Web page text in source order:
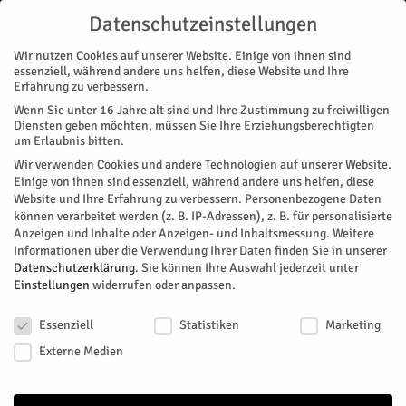
Start Stadtteile Jülich Mit Familienanschluss
STADTTEILE JÜLICH
Mit Familienanschluss
Spiel- und Lernstuben des Sozialdienstes katholischer Frauen
sind ein besonderes Modell zur Integration - und im Zuge des
diskutierten Rechtsanspruches auf einen OGS-Platz eine
wichtige Ergänzung und Alternative.
Datenschutzeinstellungen
Wir nutzen Cookies auf unserer Website. Einige von ihnen sind
essenziell, während andere uns helfen, diese Website und Ihre
Erfahrung zu verbessern.
Wenn Sie unter 16 Jahre alt sind und Ihre Zustimmung zu freiwilligen
Diensten geben möchten, müssen Sie Ihre Erziehungsberechtigten
um Erlaubnis bitten.
Wir verwenden Cookies und andere Technologien auf unserer Website.
Einige von ihnen sind essenziell, während andere uns helfen, diese
Website und Ihre Erfahrung zu verbessern. Personenbezogene Daten
können verarbeitet werden (z. B. IP-Adressen), z. B. für personalisierte
Anzeigen und Inhalte oder Anzeigen- und Inhaltsmessung. Weitere
Informationen über die Verwendung Ihrer Daten finden Sie in unserer
Datenschutzerklärung. Sie können Ihre Auswahl jederzeit unter
Einstellungen widerrufen oder anpassen.
Essenziell
Statistiken
Marketing
Externe Medien